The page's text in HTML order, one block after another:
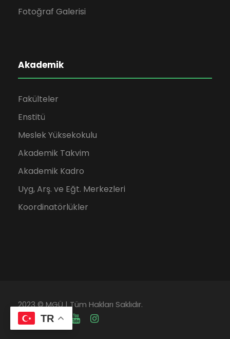
Fotoğraf Galerisi
Akademik
Fakülteler
Enstitü
Meslek Yüksekokulu
Akademik Takvim
Akademik Kadro
Uyg, Arş. ve Eğt. Merkezleri
Koordinatörlükler
2023 © MGÜ | Tüm Hakları Saklıdır.
TR